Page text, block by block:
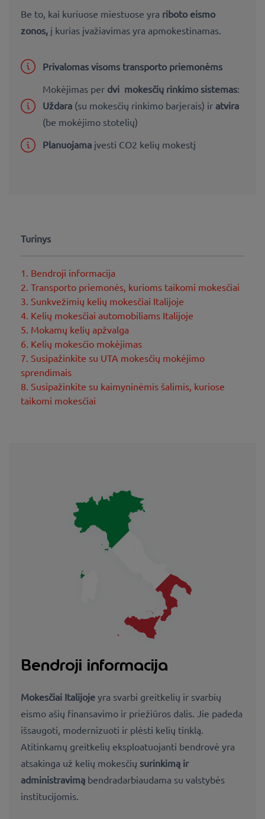
Be to, kai kuriuose miestuose yra riboto eismo
zonos, į kurias įvažiavimas yra apmokestinamas.
Privalomas visoms transporto priemonėms
Mokėjimas per dvi mokesčių rinkimo sistemas:
Uždara (su mokesčių rinkimo barjerais) ir atvira
(be mokėjimo stotelių)
Planuojama įvesti CO2 kelių mokestį
Turinys
1. Bendroji informacija
2. Transporto priemonės, kurioms taikomi mokesčiai
3. Sunkvežimių kelių mokesčiai Italijoje
4. Kelių mokesčiai automobiliams Italijoje
5. Mokamų kelių apžvalga
6. Kelių mokesčio mokėjimas
7. Susipažinkite su UTA mokesčių mokėjimo
sprendimais
8. Susipažinkite su kaimyninėmis šalimis, kuriose
taikomi mokesčiai
Bendroji informacija
Mokesčiai Italijoje yra svarbi greitkelių ir svarbių
eismo ašių finansavimo ir priežiūros dalis. Jie padeda
išsaugoti, modernizuoti ir plėsti kelių tinklą.
Atitinkamų greitkelių eksploatuojanti bendrovė yra
atsakinga už kelių mokesčių surinkimą ir
administravimą bendradarbiaudama su valstybės
institucijomis.